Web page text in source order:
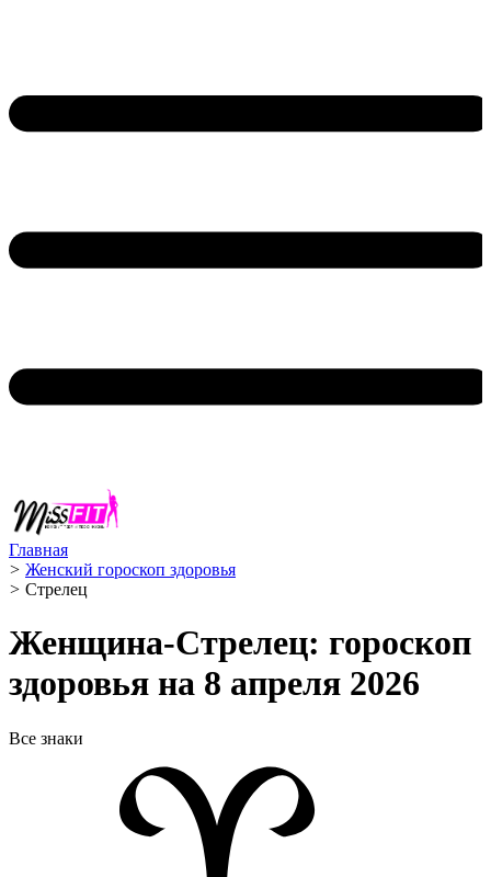
Главная
> Женский гороскоп здоровья
> Стрелец ️
Женщина-Стрелец: гороскоп
здоровья на 8 апреля 2026
Все знаки